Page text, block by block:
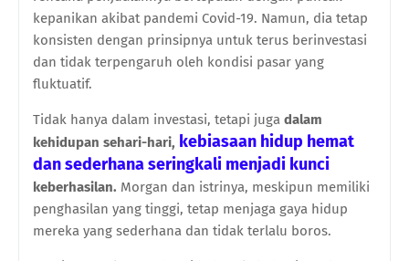
kepanikan akibat pandemi Covid-19. Namun, dia tetap
konsisten dengan prinsipnya untuk terus berinvestasi
dan tidak terpengaruh oleh kondisi pasar yang
fluktuatif.
Tidak hanya dalam investasi, tetapi juga dalam
kehidupan sehari-hari, kebiasaan hidup hemat
dan sederhana seringkali menjadi kunci
keberhasilan. Morgan dan istrinya, meskipun memiliki
penghasilan yang tinggi, tetap menjaga gaya hidup
mereka yang sederhana dan tidak terlalu boros.